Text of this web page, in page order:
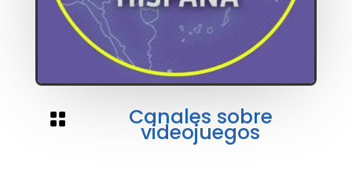
 Canales sobre
videojuegos